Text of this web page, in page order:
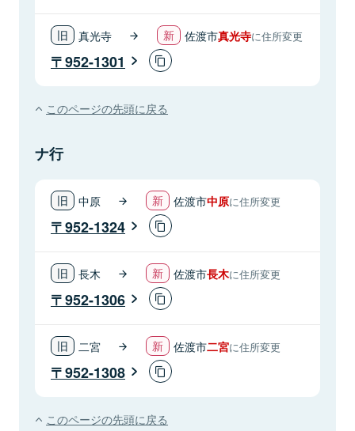
真光寺 佐渡市真光寺に住所変更
952-1301
このページの先頭に戻る
ナ行
中原 佐渡市中原に住所変更
952-1324
長木 佐渡市長木に住所変更
952-1306
二宮 佐渡市二宮に住所変更
952-1308
このページの先頭に戻る